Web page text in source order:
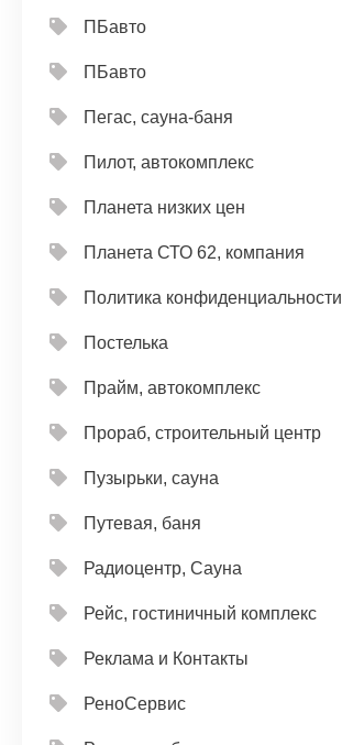
ПБавто
ПБавто
Пегас, сауна-баня
Пилот, автокомплекс
Планета низких цен
Планета СТО 62, компания
Политика конфиденциальности
Постелька
Прайм, автокомплекс
Прораб, строительный центр
Пузырьки, сауна
Путевая, баня
Радиоцентр, Сауна
Рейс, гостиничный комплекс
Реклама и Контакты
РеноСервис